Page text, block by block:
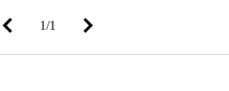
1/1